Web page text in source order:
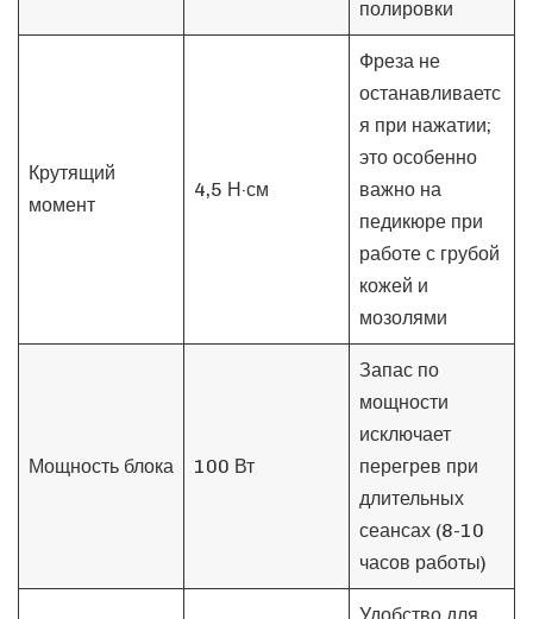
полировки
Крутящий
момент
4,5 Н·см
Фреза не
останавливаетс
я при нажатии;
это особенно
важно на
педикюре при
работе с грубой
кожей и
мозолями
Мощность блока 100 Вт
Запас по
мощности
исключает
перегрев при
длительных
сеансах (8-10
часов работы)
Удобство для